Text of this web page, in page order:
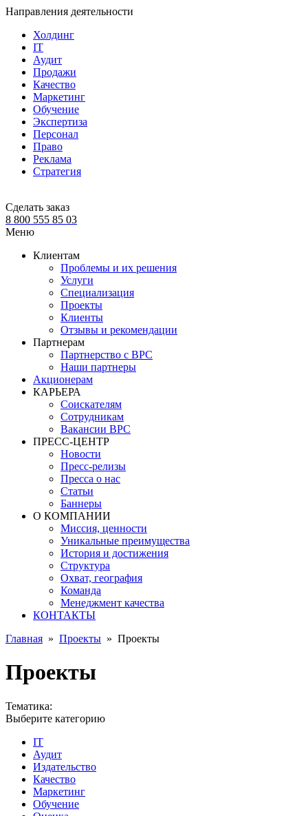
Направления деятельности
Холдинг
IT
Аудит
Продажи
Качество
Маркетинг
Обучение
Экспертиза
Персонал
Право
Реклама
Стратегия
Сделать заказ
8 800 555 85 03
Меню
Клиентам
Проблемы и их решения
Услуги
Специализация
Проекты
Клиенты
Отзывы и рекомендации
Партнерам
Партнерство с BPC
Наши партнеры
Акционерам
КАРЬЕРА
Соискателям
Сотрудникам
Вакансии BPC
ПРЕСС-ЦЕНТР
Новости
Пресс-релизы
Пресса о нас
Статьи
Баннеры
О КОМПАНИИ
Миссия, ценности
Уникальные преимущества
История и достижения
Структура
Охват, география
Команда
Менеджмент качества
КОНТАКТЫ
Главная » Проекты » Проекты
Проекты
Тематика:
Выберите категорию
IT
Аудит
Издательство
Качество
Маркетинг
Обучение